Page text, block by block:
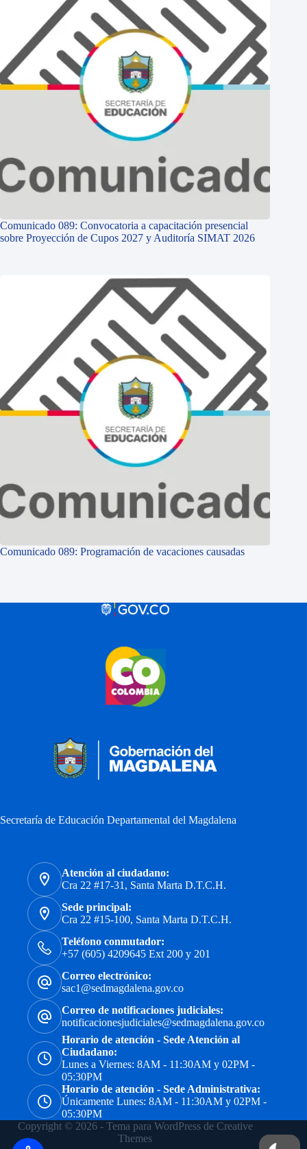
Comunicado 089: Convocatoria a capacitación presencial
sobre Proyección de Cupos 2027 y Auditoría SIMAT 2026
Comunicado 089: Programación de vacaciones causadas
Secretaría de Educación Departamental del Magdalena
Atención al ciudadano:
Cra 22 #17-31, Santa Marta D.T.C.H.
Sede principal:
Cra 22 #15-100, Santa Marta D.T.C.H.
Teléfono conmutador:
+57 (605) 4209645 Ext 200 y 201
Correo electrónico:
sac1@sedmagdalena.gov.co
Correo de notificaciones judiciales:
notificacionesjudiciales@sedmagdalena.gov.co
Horario de atención - Sede Atención al
Ciudadano:
Lunes a Viernes: 8AM - 11:30AM y 02PM -
05:30PM
Horario de atención - Sede Administrativa:
Únicamente Lunes: 8AM - 11:30AM y 02PM -
05:30PM
Copyright © 2026 - Tema para WordPress de Creative
Themes